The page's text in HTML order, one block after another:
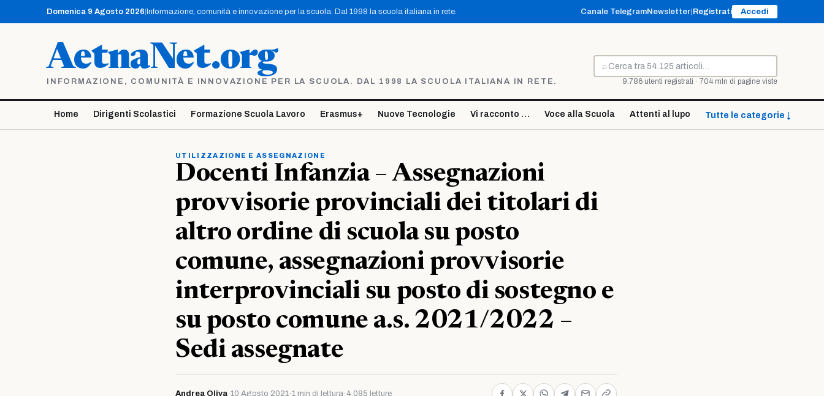
contenuto
Domenica 9 Agosto 2026 Informazione, comunità e innovazione per la scuola. Dal 1998 la scuola italiana in rete. Canale TelegramNewsletter Registrati Accedi
AetnaNet.org
INFORMAZIONE, COMUNITÀ E INNOVAZIONE PER LA SCUOLA. DAL 1998 LA SCUOLA ITALIANA IN RETE.
⌕
Cerca
9.786 utenti registrati · 704 mln di pagine viste
Home Dirigenti Scolastici Formazione Scuola Lavoro Erasmus+ Nuove Tecnologie Vi racconto … Voce alla Scuola Attenti al lupo Tutte le categorie ↓
UTILIZZAZIONE E ASSEGNAZIONE
Docenti Infanzia – Assegnazioni
provvisorie provinciali dei titolari di
altro ordine di scuola su posto
comune, assegnazioni provvisorie
interprovinciali su posto di sostegno e
su posto comune a.s. 2021/2022 –
Sedi assegnate
Andrea Oliva·10 Agosto 2021·1 min di lettura· 4.085 letture